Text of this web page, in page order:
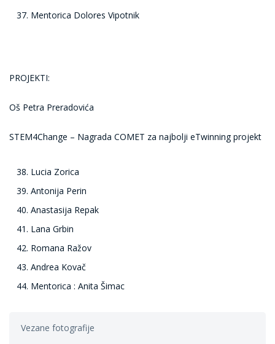
Mentorica Dolores Vipotnik
PROJEKTI:
Oš Petra Preradovića
STEM4Change – Nagrada COMET za najbolji eTwinning projekt
Lucia Zorica
Antonija Perin
Anastasija Repak
Lana Grbin
Romana Ražov
Andrea Kovač
Mentorica : Anita Šimac
Vezane fotografije